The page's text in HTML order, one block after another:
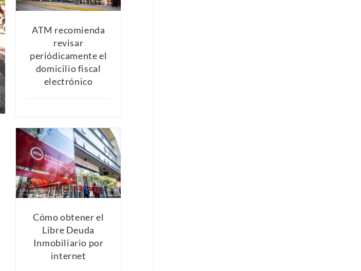
ATM recomienda
revisar
periódicamente el
domicilio fiscal
electrónico
Cómo obtener el
Libre Deuda
Inmobiliario por
internet